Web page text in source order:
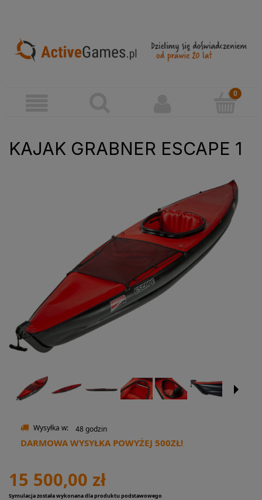
KAJAK GRABNER ESCAPE 1
Wysyłka w: 48 godzin
DARMOWA WYSYŁKA POWYŻEJ 500ZŁ!
15 500,00 zł
Symulacja została wykonana dla produktu podstawowego